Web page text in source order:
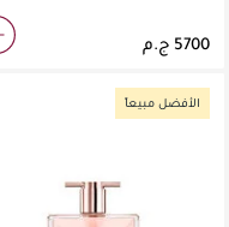
الأفضل مبيعاً